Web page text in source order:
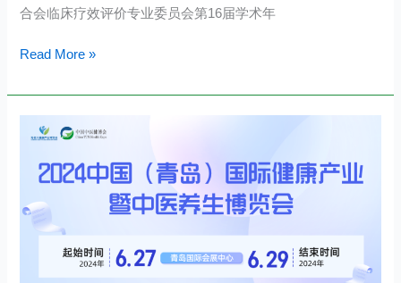
合会临床疗效评价专业委员会第16届学术年
Read More »
家